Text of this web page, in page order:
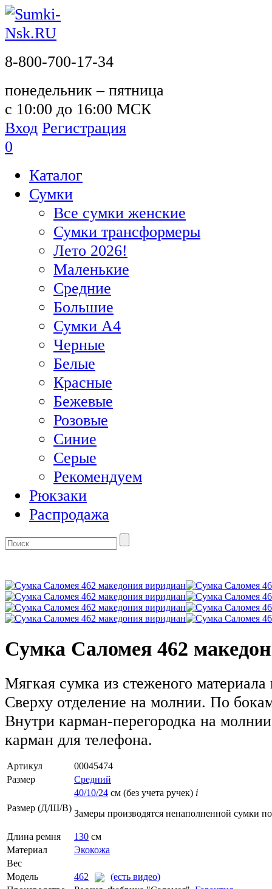
8-800-700-17-34
понедельник – пятница
с 10:00 до 16:00 МСК
Вход Регистрация
0
Каталог
Сумки
Все сумки женские
Сумки трансформеры
Лето 2026!
Маленькие
Средние
Большие
Сумки А4
Черные
Белые
Красные
Бежевые
Розовые
Синие
Серые
Рекомендуем
Рюкзаки
Распродажа
Сумка Саломея 462
Мягкая сумка из стеженого
Сверху отделение на молнии. По
Внутри карман-перегородка на
карман для телефона.
Артикул
00045474
Размер
Средний
Размер (Д/Ш/В)
40/10/24 см (без учета ручек) i
Замеры производятся ненаполненной сумки
Длина ремня 130 см
Материал
Экокожа
Вес
Модель
462
(есть видео)